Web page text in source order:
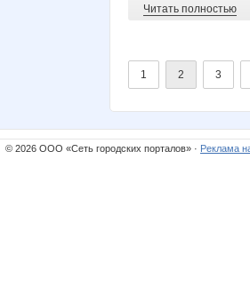
Читать полностью
1 2 3
© 2026 ООО «Сеть городских порталов» · Реклама